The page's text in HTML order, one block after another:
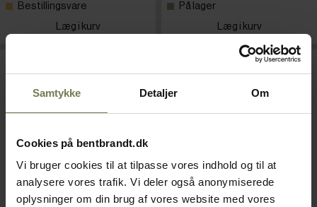
Samtykke Detaljer Om
Cookies på bentbrandt.dk
Vi bruger cookies til at tilpasse vores indhold og til at
analysere vores trafik. Vi deler også anonymiserede
oplysninger om din brug af vores website med vores
Bestillingsvare
Læg i kurv
På lager
Læg i kurv